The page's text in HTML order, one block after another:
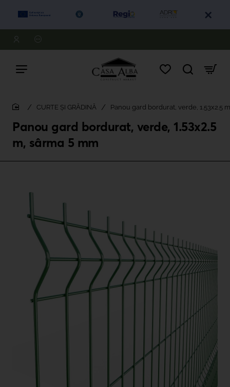
Panou gard bordurat, verde, 1.53x2.5
m, sârma 5 mm
CURTE ȘI GRĂDINĂ Panou gard bordurat, verde, 1.53x2.5